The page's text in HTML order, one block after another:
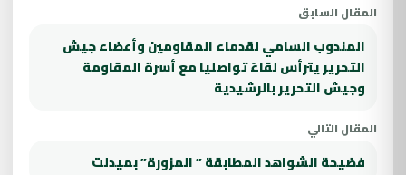
المقال السابق
المندوب السامي لقدماء المقاومين وأعضاء جيش
التحرير يترأس لقاءً تواصليا مع أسرة المقاومة
وجيش التحرير بالرشيدية
المقال التالي
فضيحة الشواهد المطابقة ” المزورة” بميدلت